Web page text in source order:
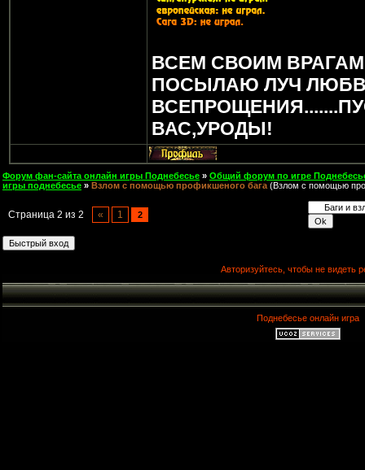
ВСЕМ СВОИМ
ПОСЫЛАЮ ЛУЧ
ВАС,УРОДЫ!
Форум фан-сайта онлайн игры Поднебесье » Общий форум по игре
игры поднебесье » Взлом с помощью профикшеного бага (Взлом с помощью
Страница 2 из 2 « 1 2
Авторизуйтесь, чтобы не видеть
Поднебесье онлайн игра